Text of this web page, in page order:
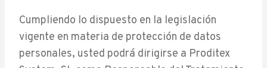
Cumpliendo lo dispuesto en la legislación
vigente en materia de protección de datos
personales, usted podrá dirigirse a Proditex